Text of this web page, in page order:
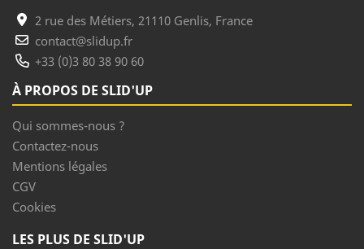
2 rue des Métiers, 21110 Genlis, France
contact@slidup.fr
+33 (0)3 80 38 90 60
À PROPOS DE SLID'UP
Qui sommes-nous ?
Contactez-nous
Mentions légales
CGV
Cookies
LES PLUS DE SLID'UP